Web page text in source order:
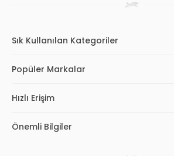
Sık Kullanılan Kategoriler
Popüler Markalar
Hızlı Erişim
Önemli Bilgiler